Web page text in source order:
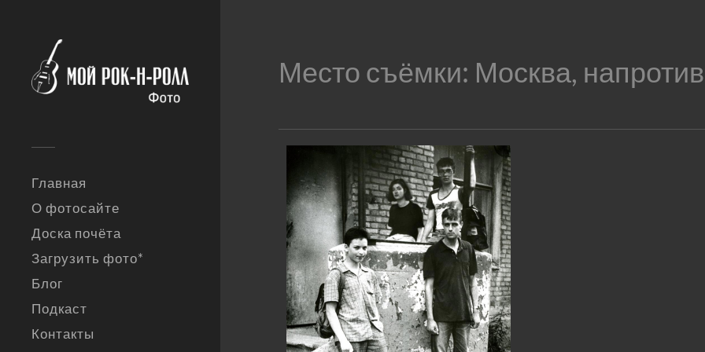
Главная
О фотосайте
Доска почёта
Загрузить фото*
Блог
Подкаст
Контакты
Место съёмки: Москва,